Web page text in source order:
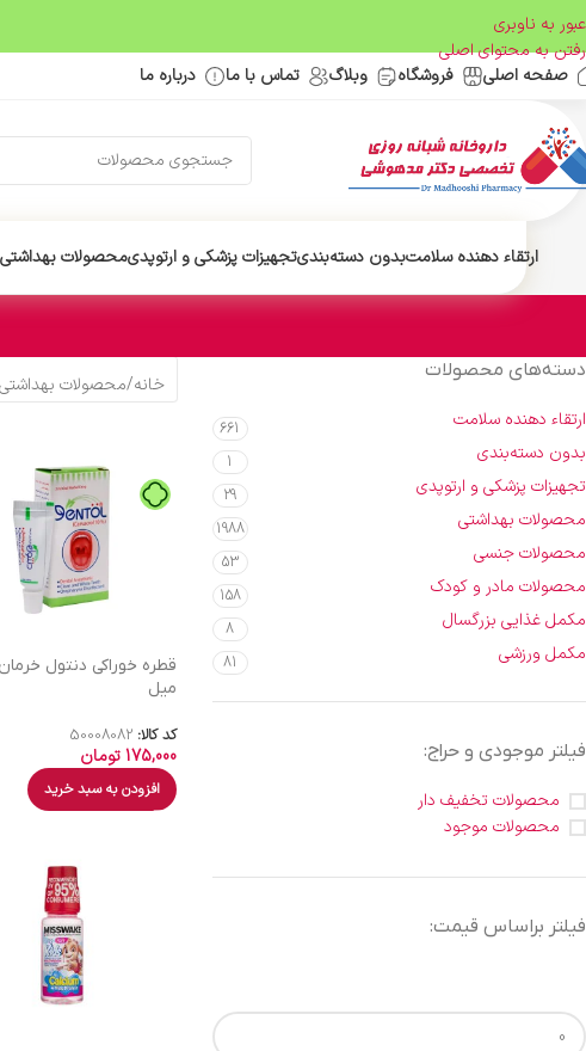
عبور به ناوبری
رفتن به محتوای اصلی
صفحه اصلی
فروشگاه وبلاگ تماس با ما درباره ما
ارتقاء دهنده سلامتبدون دسته‌بندیتجهیزات پزشکی و ارتوپدیمحصولات بهداشتی
دسته‌های محصولات
ارتقاء دهنده سلامت 661
بدون دسته‌بندی 1
تجهیزات پزشکی و ارتوپدی 29
محصولات بهداشتی 1988
محصولات جنسی 53
محصولات مادر و کودک 158
مکمل غذایی بزرگسال 8
مکمل ورزشی 81
فیلتر موجودی و حراج:
محصولات تخفیف دار
محصولات موجود
فیلتر براساس قیمت:
خانه/محصولات بهداشتی
میل
کد کالا:50008082
175,000 تومان
افزودن به سبد خرید